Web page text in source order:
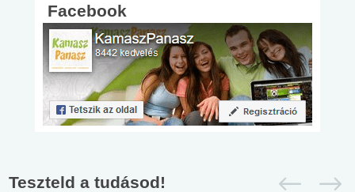
Facebook
Teszteld a tudásod!